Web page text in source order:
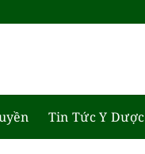
Tin Tức Y Dược